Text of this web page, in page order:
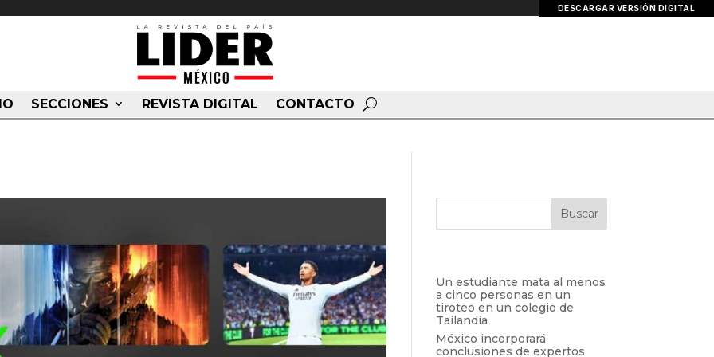
SECCIONES REVISTA DIGITAL CONTACTO
DESCARGAR VERSIÓN DIGITAL
Un estudiante mata al menos
a cinco personas en un
tiroteo en un colegio de
Tailandia
México incorporará
conclusiones de expertos